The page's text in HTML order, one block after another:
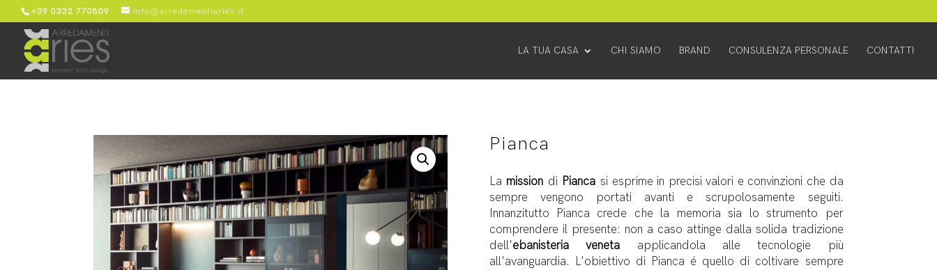
+39 0332 770809 info@arredamentiaries.it
LA TUA CASA CHI SIAMO BRAND CONSULENZA PERSONALE CONTATTI
Pianca
La mission di Pianca si esprime in precisi valori e convinzioni che da
sempre vengono portati avanti e scrupolosamente seguiti.
Innanzitutto Pianca crede che la memoria sia lo strumento per
comprendere il presente: non a caso attinge dalla solida tradizione
dell'ebanisteria venetaapplicandola alle tecnologie più
all'avanguardia. L'obiettivo di Pianca é quello di coltivare sempre